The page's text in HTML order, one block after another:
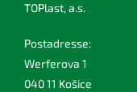
TOPlast, a.s.
Postadresse:
Werferova 1
040 11 Košice